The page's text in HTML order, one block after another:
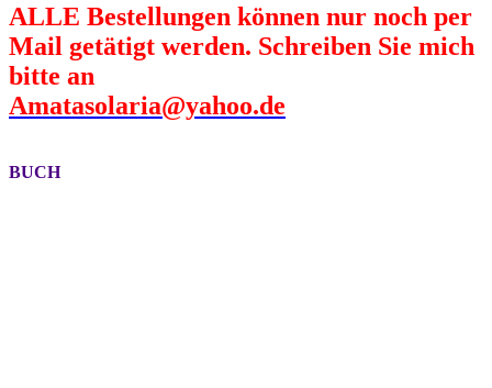
ALLE Bestellungen können nur noch per
Mail getätigt werden. Schreiben Sie mich
bitte an
Amatasolaria@yahoo.de
BUCH